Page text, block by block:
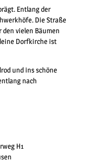
Entlang der
Die Straße
vielen Bäumen
Dorfkirche ist
und ins schöne
nach
H1